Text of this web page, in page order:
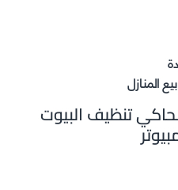
المنازل
تنظيف البيوت